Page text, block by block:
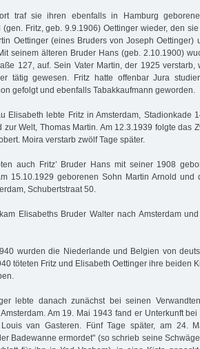
traf sie ihren ebenfalls in Hamburg
(gen. Fritz, geb. 9.9.1906) Oettinger wieder, den
Oettinger (eines Bruders von Joseph Oettinger)
seinem älteren Bruder Hans (geb. 2.10.1900)
127, auf. Sein Vater Martin, der 1925 verstarb,
tätig gewesen. Fritz hatte offenbar Jura
gefolgt und ebenfalls Tabakkaufmann geworden.
Elisabeth lebte Fritz in Amsterdam, Stadionkade
zur Welt, Thomas Martin. Am 12.3.1939 folgte das
Moira verstarb zwölf Tage später.
auch Fritz’ Bruder Hans mit seiner 1908
15.10.1929 geborenen Sohn Martin Arnold und
Schubertstraat 50.
Elisabeths Bruder Walter nach Amsterdam
wurden die Niederlande und Belgien von
töteten Fritz und Elisabeth Oettinger ihre beiden
lebte danach zunächst bei seinen
Am 19. Mai 1943 fand er Unterkunft
Louis van Gasteren. Fünf Tage später, am 24.
Badewanne ermordet" (so schrieb seine